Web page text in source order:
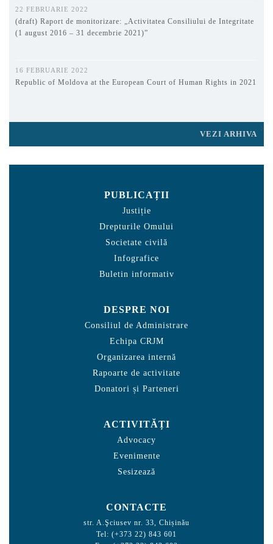
22 FEBRUARIE 2022
(draft) Raport de monitorizare: „Activitatea Consiliului de Integritate
(1 august 2016 – 31 decembrie 2021)”
16 FEBRUARIE 2022
Republic of Moldova at the European Court of Human Rights in 2021
VEZI ARHIVA
PUBLICAȚII
Justiție
Drepturile Omului
Societate civilă
Infografice
Buletin informativ
DESPRE NOI
Consiliul de Administrare
Echipa CRJM
Organizarea internă
Rapoarte de activitate
Donatori și Parteneri
ACTIVITĂȚI
Advocacy
Evenimente
Sesizează
CONTACTE
str. A.Şciusev nr. 33, Chișinău
Tel: (+373 22) 843 601